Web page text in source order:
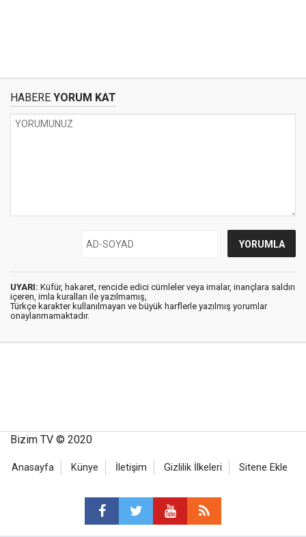
HABERE YORUM KAT
UYARI: Küfür, hakaret, rencide edici cümleler veya imalar, inançlara saldırı
içeren, imla kuralları ile yazılmamış,
Türkçe karakter kullanılmayan ve büyük harflerle yazılmış yorumlar
onaylanmamaktadır.
Bizim TV © 2020
Anasayfa Künye İletişim Gizlilik İlkeleri Sitene Ekle